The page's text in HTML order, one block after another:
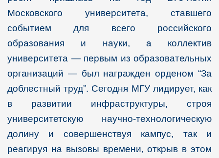
Московского университета, ставшего
событием для всего российского
образования и науки, а коллектив
университета — первым из образовательных
организаций — был награжден орденом “За
доблестный труд”. Сегодня МГУ лидирует, как
в развитии инфраструктуры, строя
университетскую научно-технологическую
долину и совершенствуя кампус, так и
реагируя на вызовы времени, открыв в этом